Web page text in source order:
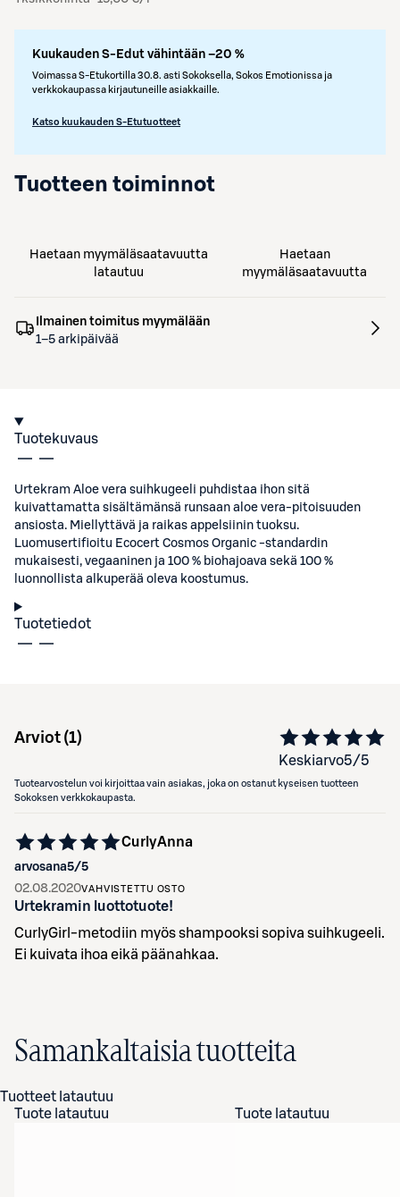
Kuukauden S-Edut vähintään –20 %
Voimassa S-Etukortilla 30.8. asti Sokoksella, Sokos Emotionissa ja
verkkokaupassa kirjautuneille asiakkaille.
Katso kuukauden S-Etutuotteet
Tuotteen toiminnot
Haetaan myymäläsaatavuutta
latautuu
Haetaan
myymäläsaatavuutta
Ilmainen toimitus myymälään
1–5 arkipäivää
Tuotekuvaus
Urtekram Aloe vera suihkugeeli puhdistaa ihon sitä
kuivattamatta sisältämänsä runsaan aloe vera-pitoisuuden
ansiosta. Miellyttävä ja raikas appelsiinin tuoksu.
Luomusertifioitu Ecocert Cosmos Organic -standardin
mukaisesti, vegaaninen ja 100 % biohajoava sekä 100 %
luonnollista alkuperää oleva koostumus.
Tuotetiedot
Arviot (1)
Keskiarvo5/5
Tuotearvostelun voi kirjoittaa vain asiakas, joka on ostanut kyseisen tuotteen
Sokoksen verkkokaupasta.
arvosana5/5
CurlyAnna
02.08.2020VAHVISTETTU OSTO
Urtekramin luottotuote!
CurlyGirl-metodiin myös shampooksi sopiva suihkugeeli.
Ei kuivata ihoa eikä päänahkaa.
Samankaltaisia tuotteita
Tuotteet latautuu
Tuote latautuu
Tuote latautuu